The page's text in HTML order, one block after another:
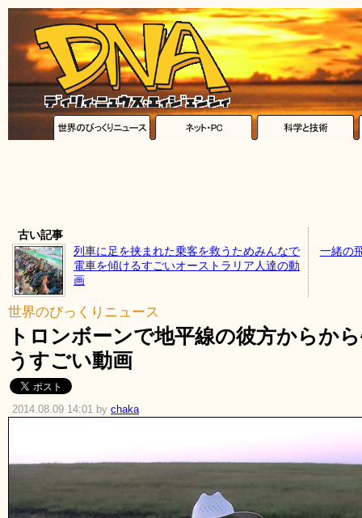
古い記事
列車に足を挟まれた乗客を救うためみんなで
電車を傾けるすごいオーストラリア人達の動
画
一緒の
世界のびっくりニュース
トロンボーンで地平線の彼方からか
うすごい動画
2014.08.09 14:01 by chaka